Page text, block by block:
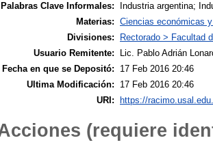
Palabras Clave Informales:
Industria argentina;
Materias: Ciencias económicas
Divisiones:
Rectorado > Facultad
Usuario Remitente:
Lic. Pablo Adrián
Fecha en que se Depositó:
17 Feb 2016 20:46
Ultima Modificación:
17 Feb 2016 20:46
URI:
https://
(requiere